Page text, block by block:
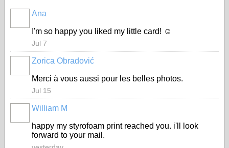
Ana
I'm so happy you liked my little card! ☺️
Jul 7
Zorica Obradović
Merci à vous aussi pour les belles photos.
Jul 15
William M
happy my styrofoam print reached you. i'll look
forward to your mail.